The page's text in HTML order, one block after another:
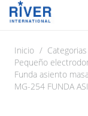
Inicio / Categorias
Pequeño
Funda asiento
MG-254 FUNDA